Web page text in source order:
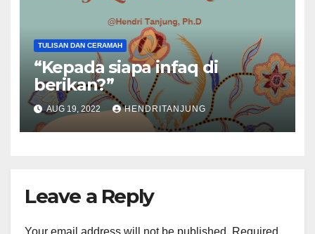
TULISAN DAN CERAMAH
“Kepada siapa infaq di
berikan?”
AUG 19, 2022 HENDRITANJUNG
Leave a Reply